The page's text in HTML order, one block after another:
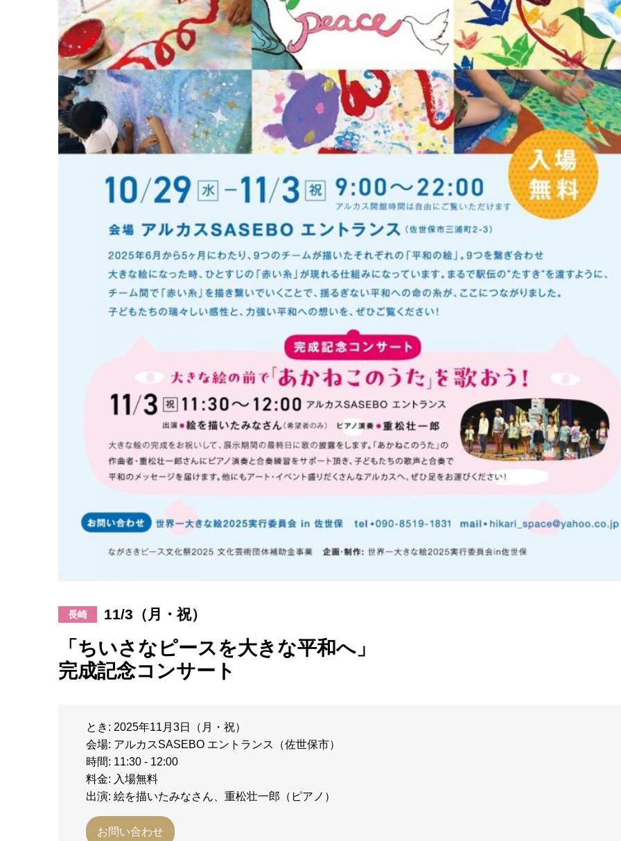
長崎 11/3（月・祝）
「ちいさなピースを大きな平和へ」
完成記念コンサート
とき: 2025年11月3日（月・祝）
会場: アルカスSASEBO エントランス（佐世保市）
時間: 11:30 - 12:00
料金: 入場無料
出演: 絵を描いたみなさん、重松壮一郎（ピアノ）
お問い合わせ